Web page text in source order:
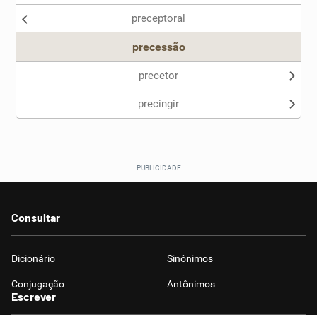
Dicionário
preceptoral
precessão
precetor
precingir
Consultar
Dicionário Sinônimos
Conjugação Antônimos
Escrever